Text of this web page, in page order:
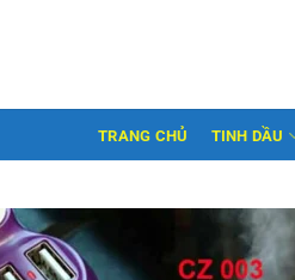
TRANG CHỦ TINH DẦU